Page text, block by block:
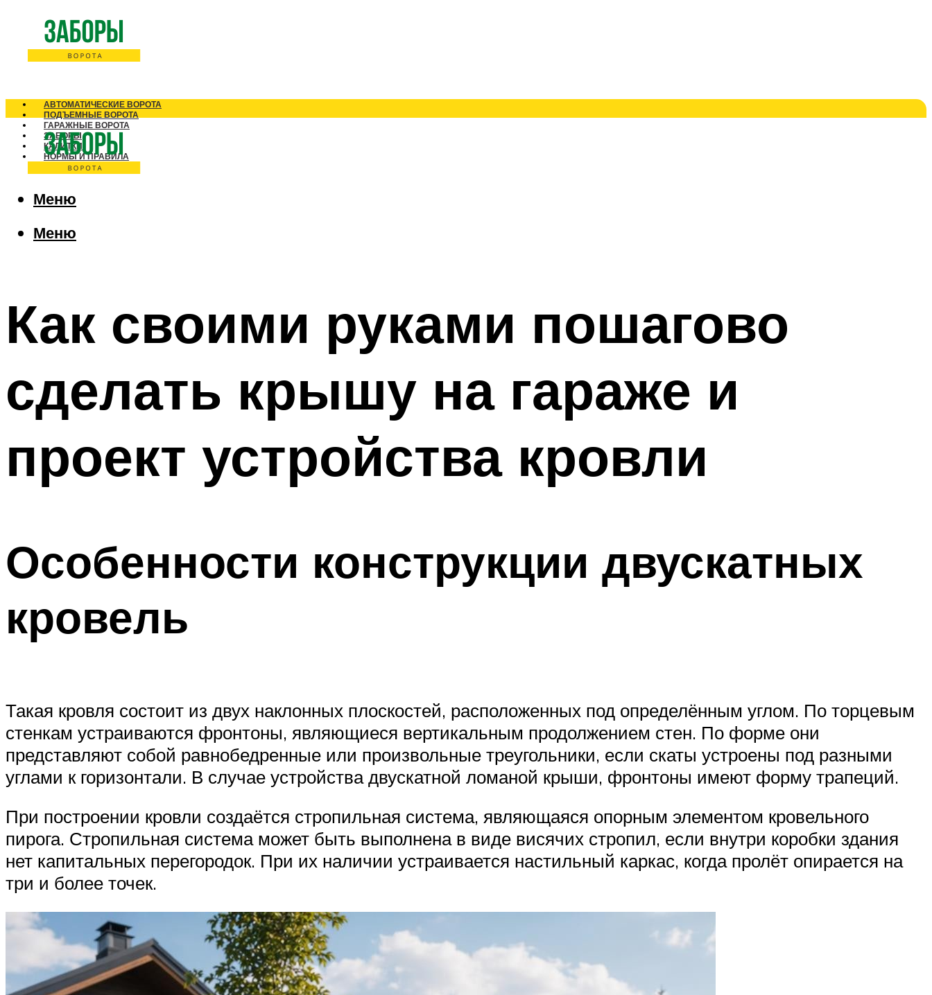
АВТОМАТИЧЕСКИЕ ВОРОТА
ПОДЪЕМНЫЕ ВОРОТА
ГАРАЖНЫЕ ВОРОТА
ЗАБОРЫ
КАЛИТКИ
НОРМЫ И ПРАВИЛА
Меню
Меню
Как своими руками пошагово
сделать крышу на гараже и
проект устройства кровли
Особенности конструкции двускатных
кровель
Такая кровля состоит из двух наклонных плоскостей, расположенных под определённым углом. По торцевым
стенкам устраиваются фронтоны, являющиеся вертикальным продолжением стен. По форме они
представляют собой равнобедренные или произвольные треугольники, если скаты устроены под разными
углами к горизонтали. В случае устройства двускатной ломаной крыши, фронтоны имеют форму трапеций.
При построении кровли создаётся стропильная система, являющаяся опорным элементом кровельного
пирога. Стропильная система может быть выполнена в виде висячих стропил, если внутри коробки здания
нет капитальных перегородок. При их наличии устраивается настильный каркас, когда пролёт опирается на
три и более точек.